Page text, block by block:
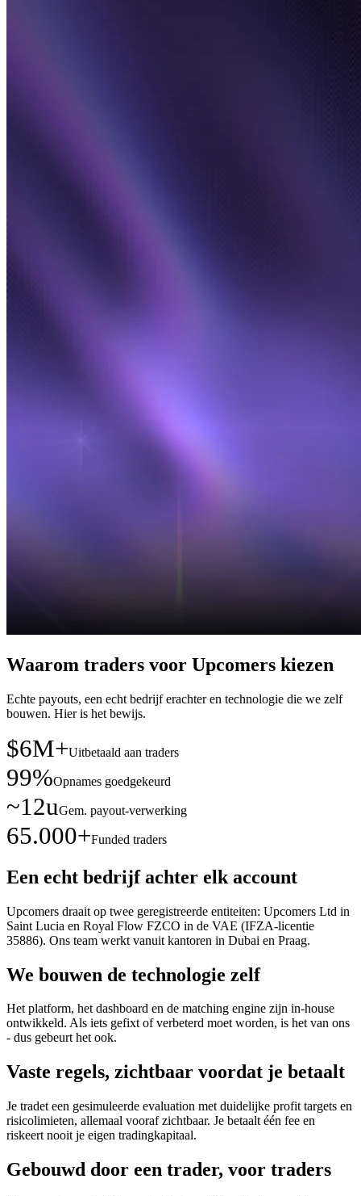
Waarom traders voor Upcomers kiezen
Echte payouts, een echt bedrijf erachter en technologie die we zelf
bouwen. Hier is het bewijs.
$6M+Uitbetaald aan traders
99%Opnames goedgekeurd
~12uGem. payout-verwerking
65.000+Funded traders
Een echt bedrijf achter elk account
Upcomers draait op twee geregistreerde entiteiten: Upcomers Ltd in
Saint Lucia en Royal Flow FZCO in de VAE (IFZA-licentie
35886). Ons team werkt vanuit kantoren in Dubai en Praag.
We bouwen de technologie zelf
Het platform, het dashboard en de matching engine zijn in-house
ontwikkeld. Als iets gefixt of verbeterd moet worden, is het van ons
- dus gebeurt het ook.
Vaste regels, zichtbaar voordat je betaalt
Je tradet een gesimuleerde evaluation met duidelijke profit targets en
risicolimieten, allemaal vooraf zichtbaar. Je betaalt één fee en
riskeert nooit je eigen tradingkapitaal.
Gebouwd door een trader, voor traders